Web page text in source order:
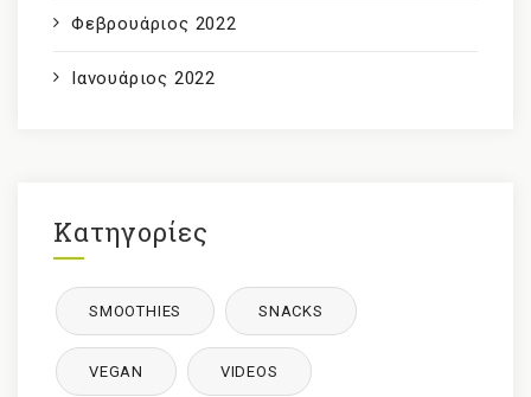
Φεβρουάριος 2022
Ιανουάριος 2022
Κατηγορίες
SMOOTHIES SNACKS
VEGAN VIDEOS